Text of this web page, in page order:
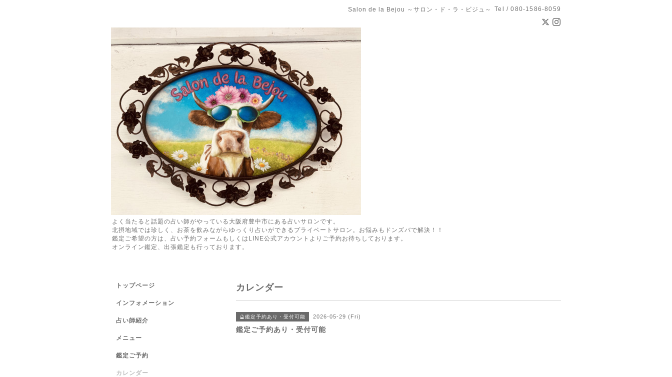
Salon de la Bejou ～サロン・ド・ラ・ビジュ～ Tel / 080-1586-8059
よく当たると話題の占い師がやっている大阪府豊中市にある占いサロンです。
北摂地域では珍しく、お茶を飲みながらゆっくり占いができるプライベートサロン。お悩みもドンズバで解決！！
鑑定ご希望の方は、占い予約フォームもしくはLINE公式アカウントよりご予約お待ちしております。
オンライン鑑定、出張鑑定も行っております。
カレンダー
🔮鑑定予約あり・受付可能 2026-05-29 (Fri)
鑑定ご予約あり・受付可能
トップページ
インフォメーション
占い師紹介
メニュー
鑑定ご予約
カレンダー